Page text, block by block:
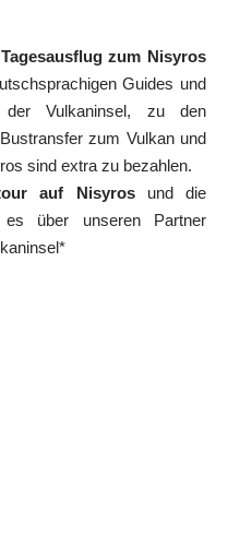
Tagesausflug zum Nisyros
Guides und
der Vulkaninsel, zu den
zum Vulkan und
sind extra zu bezahlen.
auf Nisyrosund die
über unseren Partner